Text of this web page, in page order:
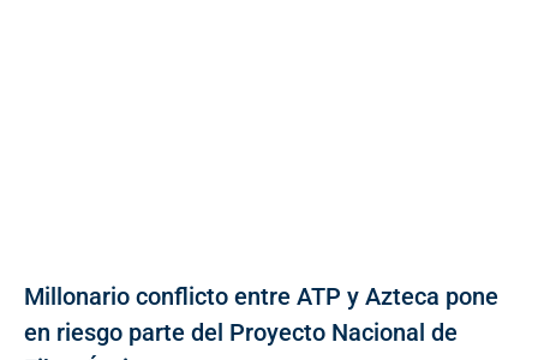
Millonario conflicto entre ATP y Azteca pone
en riesgo parte del Proyecto Nacional de